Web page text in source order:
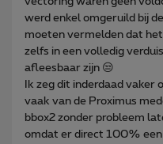
werd enkel omgeruild bij
moeten vermelden dat
zelfs in een volledig
afleesbaar zijn 😒
Ik zeg dit inderdaad vaker
vaak van de Proximus
bbox2 zonder probleem
omdat er direct 100% een